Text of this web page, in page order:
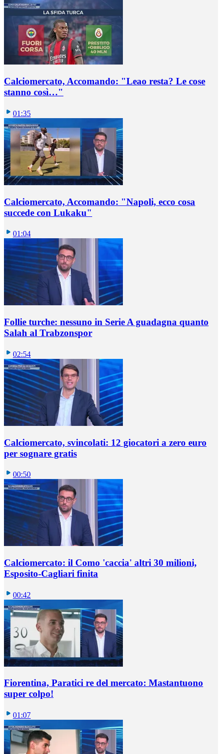
Calciomercato, Accomando: "Leao resta? Le cose
stanno così…"
01:35
Calciomercato, Accomando: "Napoli, ecco cosa
succede con Lukaku"
01:04
Follie turche: nessuno in Serie A guadagna quanto
Salah al Trabzonspor
02:54
Calciomercato, svincolati: 12 giocatori a zero euro
per sognare gratis
00:50
Calciomercato: il Como 'caccia' altri 30 milioni,
Esposito-Cagliari finita
00:42
Fiorentina, Paratici re del mercato: Mastantuono
super colpo!
01:07